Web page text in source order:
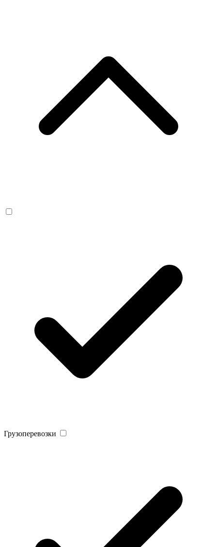
Грузоперевозки